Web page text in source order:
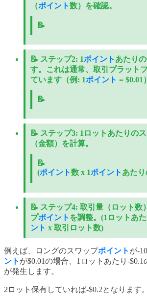
（ポイント数）を確認。
📝
📝 ステップ2: 1ポイント あたり
す。これは通常、取引プラット
ています（例: 1ポイント = $0.01
📝
📝 ステップ3: 1ロットあたりの
（金額）を計算。
📝
(ポイント数 x 1ポイント あた
📝 ステップ4: 取引量（ロット数
プポイント を調整。(1ロットあ
ント x 取引ロット数)
例えば、ロングのスワップポイント が-10
ント が$0.01の場合、1ロットあたり-$0.1
が発生します。
2ロット保有していれば-$0.2となります。